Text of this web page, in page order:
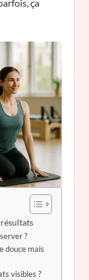
ça
?
douce mais
visibles ?